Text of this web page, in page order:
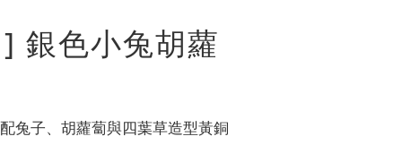
銀色小兔胡蘿
兔子、胡蘿蔔與四葉草造型黃銅